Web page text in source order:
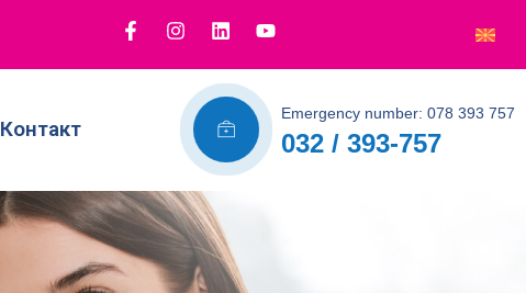
Контакт
Emergency number: 078 393 757
032 / 393-757